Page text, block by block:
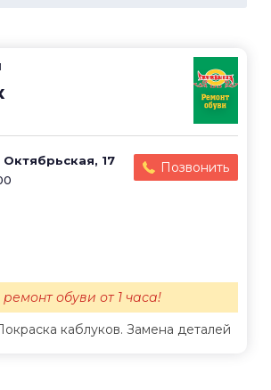
Октябрьская, 17
Позвонить
каблуков. Замена деталей
обуви от 1 часа!